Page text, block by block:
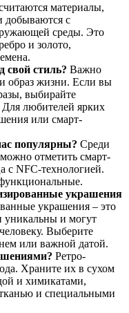
материалы,
добываются с
среды. Это
и золото,
свой стиль? Важно
образ жизни. Если вы
выбирайте
любителей ярких
или смарт-
популярны? Среди
отметить смарт-
с NFC-технологией.
украшения
украшения – это
уникальны и могут
Выберите
или важной датой.
Ретро-
Храните их в сухом
и химикатами,
и специальными